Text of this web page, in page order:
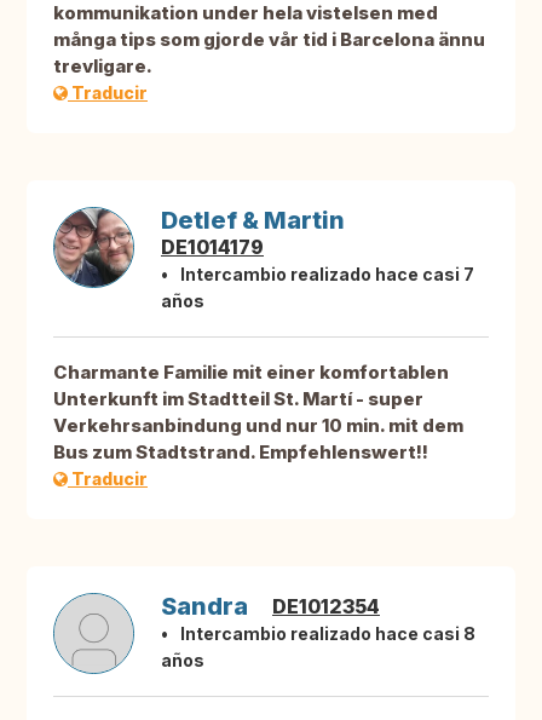
kommunikation under hela vistelsen med
många tips som gjorde vår tid i Barcelona ännu
trevligare.
Traducir
Detlef & Martin
DE1014179
Intercambio realizado hace casi 7
años
Charmante Familie mit einer komfortablen
Unterkunft im Stadtteil St. Martí - super
Verkehrsanbindung und nur 10 min. mit dem
Bus zum Stadtstrand. Empfehlenswert!!
Traducir
Sandra DE1012354
Intercambio realizado hace casi 8
años